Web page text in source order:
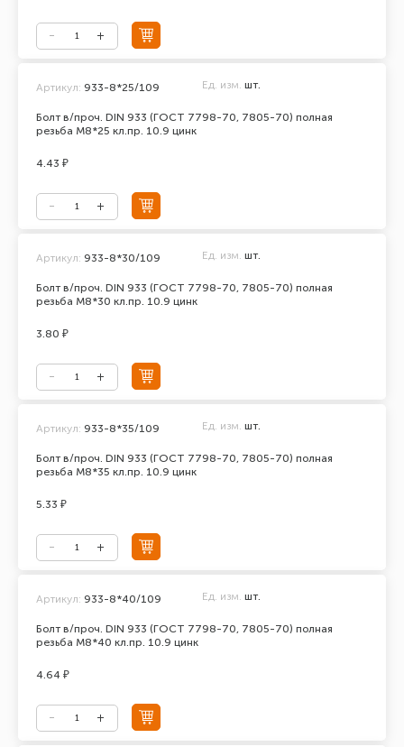
Болт в/проч. DIN 933 (ГОСТ 7798-70, 7805-70) полная
резьба М8*25 кл.пр. 10.9 цинк
Артикул: 933-8*25/109 Ед. изм. шт.
4.43 ₽
Болт в/проч. DIN 933 (ГОСТ 7798-70, 7805-70) полная
резьба М8*30 кл.пр. 10.9 цинк
Артикул: 933-8*30/109 Ед. изм. шт.
3.80 ₽
Болт в/проч. DIN 933 (ГОСТ 7798-70, 7805-70) полная
резьба М8*35 кл.пр. 10.9 цинк
Артикул: 933-8*35/109 Ед. изм. шт.
5.33 ₽
Болт в/проч. DIN 933 (ГОСТ 7798-70, 7805-70) полная
резьба М8*40 кл.пр. 10.9 цинк
Артикул: 933-8*40/109 Ед. изм. шт.
4.64 ₽